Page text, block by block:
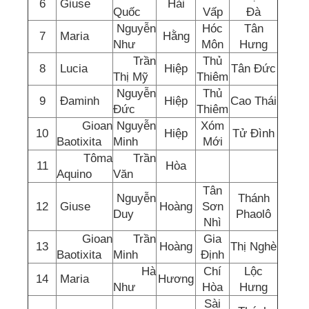
6 Giuse
Quốc
Hải
Vấp
Đà
7
Maria
Nguyễn
Như
Hằng
Hóc
Môn
Tân
Hưng
8
Lucia
Trần
Thị Mỹ
Hiệp
Thủ
Thiêm
Tân Đức
9 Đaminh
Nguyễn
Đức
Hiệp
Thủ
Thiêm
Cao Thái
10
Gioan
Baotixita
Nguyễn
Minh
Hiệp
Xóm
Mới
Tử Đình
11
Tôma
Aquino
Trần
Văn
Hòa
12 Giuse
Nguyễn
Duy
Hoàng
Tân
Sơn
Nhì
Thánh
Phaolô
13
Gioan
Baotixita
Trần
Minh
Hoàng
Gia
Định
Thị Nghè
14 Maria
Hà
Như
Hương
Chí
Hòa
Lộc
Hưng
Sài